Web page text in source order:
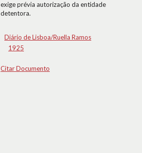
exige prévia autorização da entidade
detentora.
Diário de Lisboa/Ruella Ramos
1925
Citar Documento